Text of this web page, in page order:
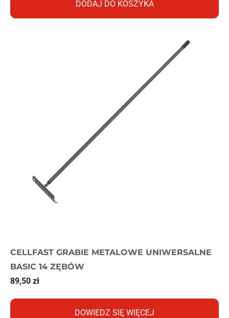
DODAJ DO KOSZYKA
CELLFAST GRABIE METALOWE UNIWERSALNE
BASIC 14 ZĘBÓW
89,50 zł
DOWIEDZ SIĘ WIĘCEJ